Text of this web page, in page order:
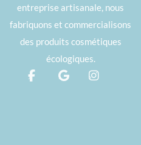
entreprise artisanale, nous
fabriquons et commercialisons
des produits cosmétiques
écologiques.